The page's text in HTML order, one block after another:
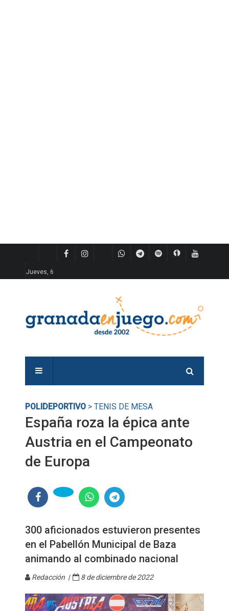
Jueves, 6
POLIDEPORTIVO > TENIS DE MESA
España roza la épica ante
Austria en el Campeonato
de Europa
300 aficionados estuvieron presentes
en el Pabellón Municipal de Baza
animando al combinado nacional
Redacción | 8 de diciembre de 2022